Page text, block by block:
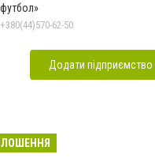
футбол»
+380(44)570-62-50
Додати підприємство